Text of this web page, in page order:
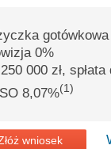
0%
000 zł,
8,07%(1)
wniosek